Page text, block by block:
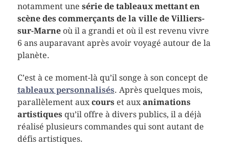
notamment une série de tableaux mettant en
scène des commerçants de la ville de Villiers-
sur-Marneoù il a grandi et où il est revenu vivre
6 ans auparavant après avoir voyagé autour de la
planète.
C’est à ce moment-là qu’il songe à son concept de
tableaux personnalisés. Après quelques mois,
parallèlement auxcourset auxanimations
artistiques qu’il offre à divers publics, il a déjà
réalisé plusieurs commandes qui sont autant de
défis artistiques.